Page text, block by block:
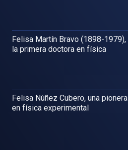
Felisa Martín Bravo (1898-1979),
la primera doctora en física
Felisa Núñez Cubero, una pionera
en física experimental